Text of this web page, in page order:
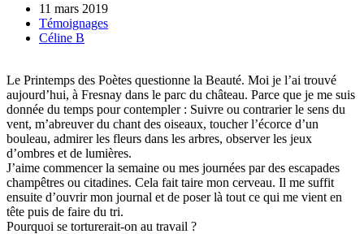
11 mars 2019
Témoignages
Céline B
Le Printemps des Poètes questionne la Beauté. Moi je l’ai trouvé
aujourd’hui, à Fresnay dans le parc du château. Parce que je me suis
donnée du temps pour contempler : Suivre ou contrarier le sens du
vent, m’abreuver du chant des oiseaux, toucher l’écorce d’un
bouleau, admirer les fleurs dans les arbres, observer les jeux
d’ombres et de lumières.
J’aime commencer la semaine ou mes journées par des escapades
champêtres ou citadines. Cela fait taire mon cerveau. Il me suffit
ensuite d’ouvrir mon journal et de poser là tout ce qui me vient en
tête puis de faire du tri.
Pourquoi se torturerait-on au travail ?